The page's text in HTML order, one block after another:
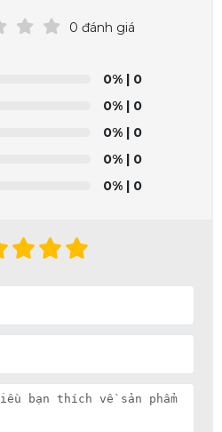
0 đánh giá
0% | 0
0% | 0
0% | 0
0% | 0
0% | 0